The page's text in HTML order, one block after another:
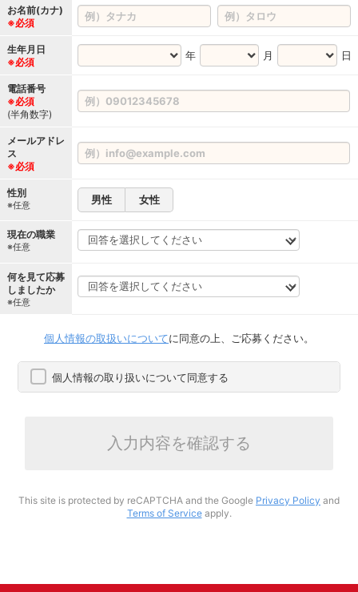
お名前(カナ)
※必須
生年月日
※必須
年 月 日
電話番号
※必須
(半角数字)
メールアドレ
ス
※必須
性別
※任意 男性 女性
現在の職業
※任意
何を見て応募
しましたか
※任意
個人情報の取扱いについてに同意の上、ご応募ください。
個人情報の取り扱いについて同意する
入力内容を確認する
This site is protected by reCAPTCHA and the Google Privacy Policy and
Terms of Serviceapply.